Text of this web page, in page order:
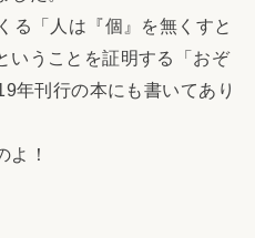
「人は『個』を無くすと
いうことを証明する「おぞ
年刊行の本にも書いてあり
！